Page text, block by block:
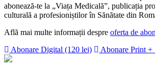
abonează-te la „Viața Medicală”, publicația
culturală a profesioniștilor în Sănătate din
Află mai multe informații despre oferta de
Abonare Digital (120 lei)
Abonare Print